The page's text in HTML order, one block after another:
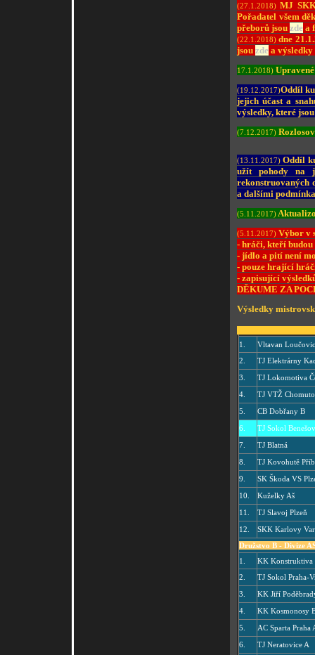
(27.1.2018) MJ
Pořadatel všem
přeborů jsou zde a
(22.1.2018) dne
jsou zde a
17.1.2018)
(19.12.2017)Oddíl
jejich účast a
výsledky, které
(7.12.2017)
(13.11.2017) Oddíl
užít pohody na
rekonstruovaných
a dalšími
(5.11.2017)
(5.11.2017) Výbor v
- hráči, kteří budou
- jídlo a pití není
- pouze hrající
- zapisující
DĚKUME ZA
Výsledky
1.
Vltavan
2.
TJ Elektrárny
3.
TJ Lokomotiva
4.
TJ VTŽ
5.
CB Dobřany B
6.
TJ Sokol Benešov
7.
TJ Blatná
8.
TJ Kovohutě
9.
SK Škoda VS
10.
Kuželky Aš
11.
TJ Slavoj Plzeň
12.
SKK Karlovy
Družstvo B - Divize
1.
KK Konstruktiva
2.
TJ Sokol Praha-
3.
KK Jiří
4.
KK Kosmonosy
5.
AC Sparta Praha
6.
TJ Neratovice A